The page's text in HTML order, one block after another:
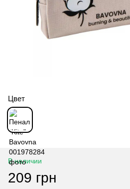
Цвет
В наличии
209 грн